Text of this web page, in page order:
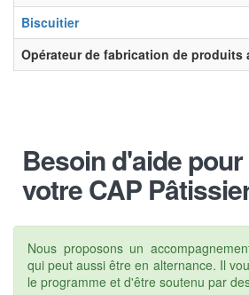
Biscuitier
Opérateur de fabrication de produits
Besoin d'aide
votre CAP
Nous proposons un
qui peut aussi être en alternance. Il
le programme et d'être soutenu par